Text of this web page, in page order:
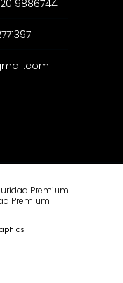
9886744
Premium |
Premium